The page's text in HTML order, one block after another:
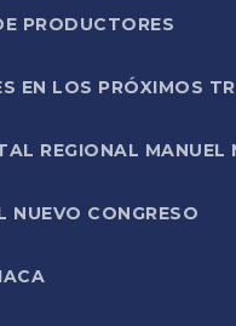
PRODUCTORES
EN LOS PRÓXIMOS
REGIONAL MANUEL
NUEVO CONGRESO